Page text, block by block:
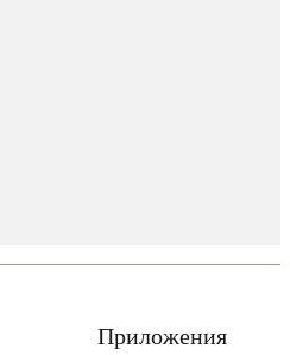
Приложения